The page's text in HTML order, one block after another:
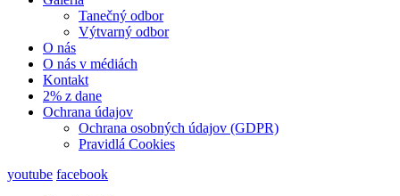
Tanečný odbor
Výtvarný odbor
O nás
O nás v médiách
Kontakt
2% z dane
Ochrana údajov
Ochrana osobných údajov (GDPR)
Pravidlá Cookies
youtube facebook